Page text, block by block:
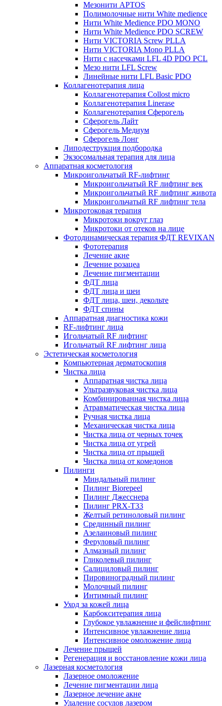
Мезонити APTOS
Полимолочные нити White medience
Нити White Medience PDO MONO
Нити White Medience PDO SCREW
Нити VICTORIA Screw PLLA
Нити VICTORIA Mono PLLA
Нити с насечками LFL 4D PDO PCL
Мезо нити LFL Screw
Линейные нити LFL Basic PDO
Коллагенотерапия лица
Коллагенотерапия Collost micro
Коллагенотерапия Linerase
Коллагенотерапия Сферогель
Сферогель Лайт
Сферогель Медиум
Сферогель Лонг
Липодеструкция подбородка
Экзосомальная терапия для лица
Аппаратная косметология
Микроигольчатый RF-лифтинг
Микроигольчатый RF лифтинг век
Микроигольчатый RF лифтинг живота
Микроигольчатый RF лифтинг тела
Микротоковая терапия
Микротоки вокруг глаз
Микротоки от отеков на лице
Фотодинамическая терапия ФДТ REVIXAN
Фототерапия
Лечение акне
Лечение розацеа
Лечение пигментации
ФДТ лица
ФДТ лица и шеи
ФДТ лица, шеи, декольте
ФДТ спины
Аппаратная диагностика кожи
RF-лифтинг лица
Игольчатый RF лифтинг
Игольчатый RF лифтинг лица
Эстетическая косметология
Компьютерная дерматоскопия
Чистка лица
Аппаратная чистка лица
Ультразвуковая чистка лица
Комбинированная чистка лица
Атравматическая чистка лица
Ручная чистка лица
Механическая чистка лица
Чистка лица от черных точек
Чистка лица от угрей
Чистка лица от прыщей
Чистка лица от комедонов
Пилинги
Миндальный пилинг
Пилинг Biorepeel
Пилинг Джесснера
Пилинг PRX-T33
Желтый ретиноловый пилинг
Срединный пилинг
Азелаиновый пилинг
Феруловый пилинг
Алмазный пилинг
Гликолевый пилинг
Салициловый пилинг
Пировиноградный пилинг
Молочный пилинг
Интимный пилинг
Уход за кожей лица
Карбокситерапия лица
Глубокое увлажнение и фейслифтинг
Интенсивное увлажнение лица
Интенсивное омоложение лица
Лечение прыщей
Регенерация и восстановление кожи лица
Лазерная косметология
Лазерное омоложение
Лечение пигментации лица
Лазерное лечение акне
Удаление сосудов лазером